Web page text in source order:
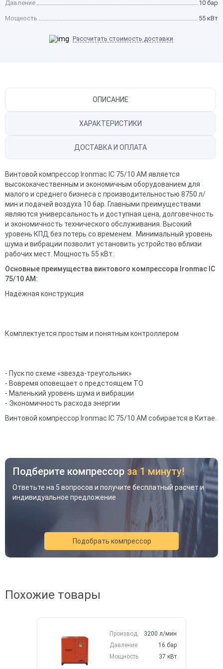
Давление 10 бар
Мощность 55 кВт
Рассчитать стоимость доставки
ОПИСАНИЕ
ХАРАКТЕРИСТИКИ
ДОСТАВКА И ОПЛАТА
Винтовой компрессор Ironmac IC 75/10 AM является
высококачественным и экономичным оборудованием для
малого и среднего бизнеса с производительностью 8750 л/
мин и подачей воздуха 10 бар. Главными преимуществами
являются универсальность и доступная цена, долговечность
и экономичность технического обслуживания. Высокий
уровень КПД без потерь со временем. Минимальный уровень
шума и вибрации позволит установить устройство вблизи
рабочих мест. Мощность 55 кВт.
Основные преимущества винтового компрессора Ironmac IC
75/10 AM:
Надёжная конструкция
Комплектуется простым и понятным контроллером
- Пуск по схеме «звезда-треугольник»
- Вовремя оповещает о предстоящем ТО
- Маленький уровень шума и вибрации
- Экономичность расхода энергии
Винтовой компрессор Ironmac IC 75/10 AM собирается в Китае.
Подберите компрессор за 1 минуту!
Ответьте на 5 вопросов и получите бесплатный расчет и
индивидуальное предложение
Подобрать компрессор
Похожие товары
Производ.
3200 л/мин
Давление
16 бар
Мощность
37 кВт
Акция НовинкаХит